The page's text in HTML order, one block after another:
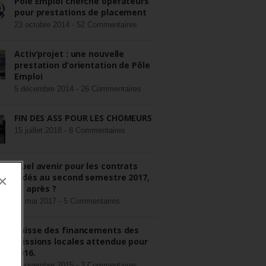
pour prestations de placement
23 octobre 2014 - 52 Commentaires
Activ’projet : une nouvelle
prestation d’orientation de Pôle
Emploi
5 décembre 2014 - 26 Commentaires
FIN DES ASS POUR LES CHÔMEURS
15 juillet 2018 - 8 Commentaires
Quel avenir pour les contrats
aidés au second semestre 2017,
et après ?
22 mai 2017 - 5 Commentaires
Baisse des financements des
missions locales attendue pour
2016.